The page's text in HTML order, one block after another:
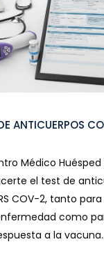
ANTICUERPOS
Médico
el test de
COV-2, tanto para
como
a la